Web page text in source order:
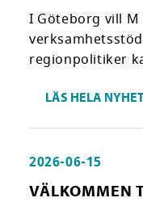
I Göteborg vill M
regionpolitiker
LÄS HELA
2026-06-15
VÄLKOMMEN